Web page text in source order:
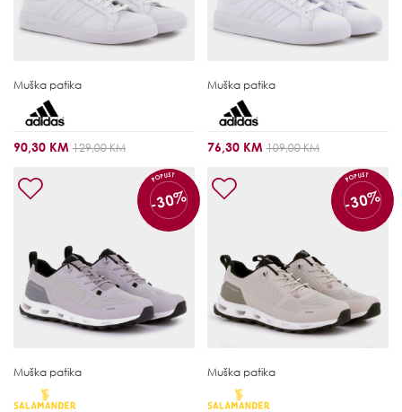
Muška patika
90,30 KM 129,00 KM
Muška patika
76,30 KM 109,00 KM
POPUST
-30%
Muška patika
POPUST
-30%
Muška patika